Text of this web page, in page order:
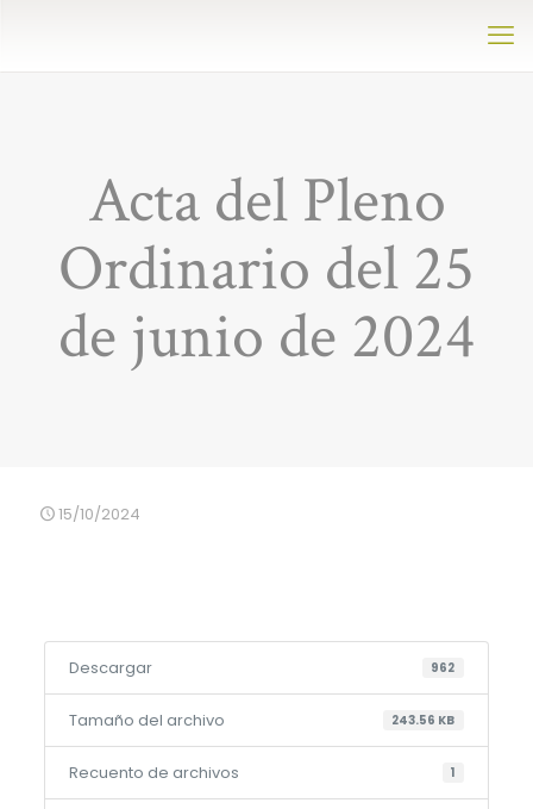
Acta del Pleno
Ordinario del 25
de junio de 2024
15/10/2024
Descargar 962
Tamaño del archivo 243.56 KB
Recuento de archivos 1